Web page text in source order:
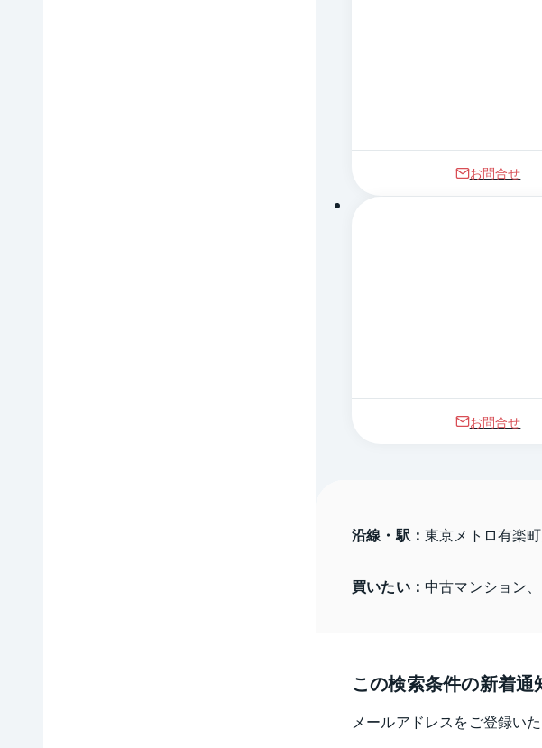
お問合せ
お問合せ
沿線・駅： 東京メトロ有楽
買いたい： 中古マンション
この検索条件の新着
メールアドレスをご登録い